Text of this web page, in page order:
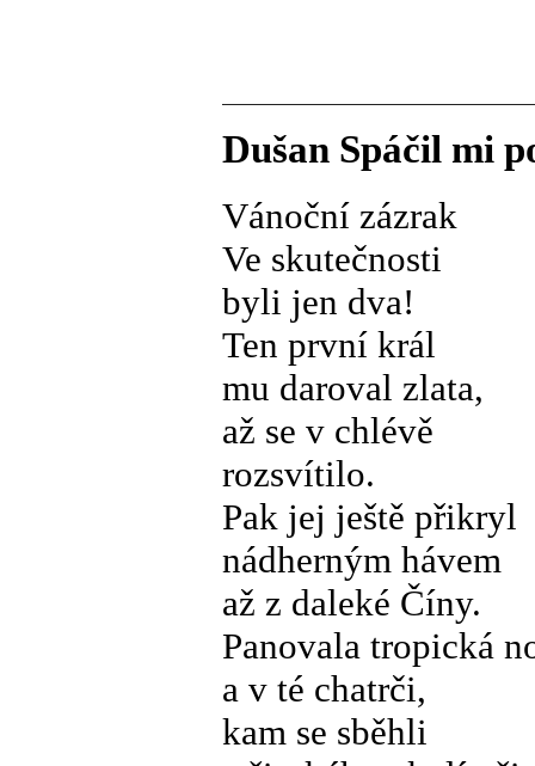
Dušan Spáčil mi
Vánoční zázrak
Ve skutečnosti
byli jen dva!
Ten první král
mu daroval zlata,
až se v chlévě
rozsvítilo.
Pak jej ještě přikryl
nádherným hávem
až z daleké Číny.
Panovala tropická
a v té chatrči,
kam se sběhli